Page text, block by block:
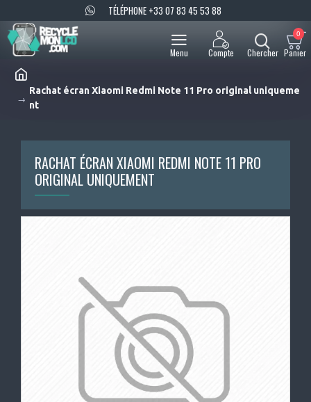
TÉLÉPHONE +33 07 83 45 53 88
0
Rachat écran Xiaomi Redmi Note 11 Pro original uniqueme
nt
RACHAT ÉCRAN XIAOMI REDMI NOTE 11 PRO
ORIGINAL UNIQUEMENT